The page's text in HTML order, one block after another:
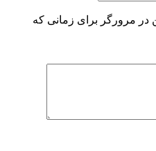
در مرورگر برای زمانی که